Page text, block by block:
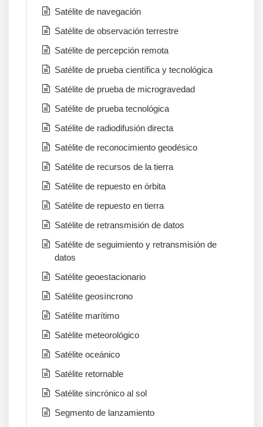
Satélite de navegación
Satélite de observación terrestre
Satélite de percepción remota
Satélite de prueba científica y tecnológica
Satélite de prueba de microgravedad
Satélite de prueba tecnológica
Satélite de radiodifusión directa
Satélite de reconocimiento geodésico
Satélite de recursos de la tierra
Satélite de repuesto en órbita
Satélite de repuesto en tierra
Satélite de retransmisión de datos
Satélite de seguimiento y retransmisión de
datos
Satélite geoestacionario
Satélite geosíncrono
Satélite marítimo
Satélite meteorológico
Satélite oceánico
Satélite retornable
Satélite sincrónico al sol
Segmento de lanzamiento